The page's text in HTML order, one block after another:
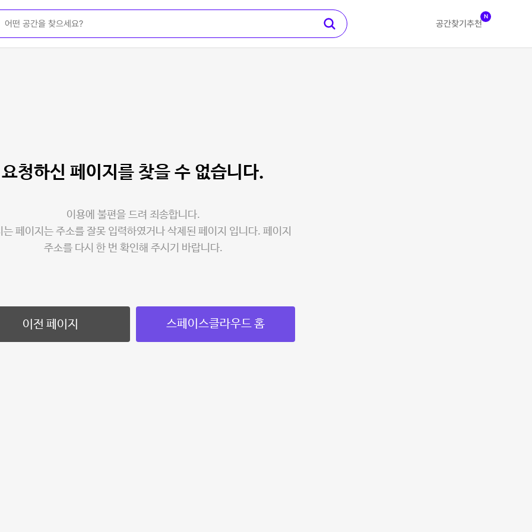
공간찾기 추천
N
요청하신 페이지를 찾을 수 없습니다.
이용에 불편을 드려 죄송합니다.
는 페이지는 주소를 잘못 입력하였거나 삭제된 페이지 입니다. 페이지
주소를 다시 한 번 확인해 주시기 바랍니다.
이전 페이지 스페이스클라우드 홈